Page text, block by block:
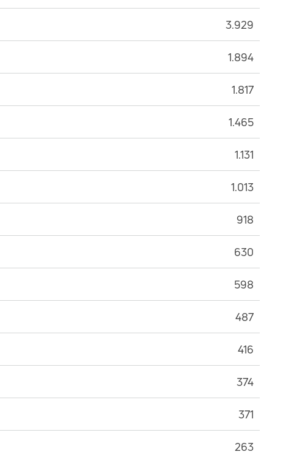
3.929
1.894
1.817
1.465
1.131
1.013
918
630
598
487
416
374
371
263